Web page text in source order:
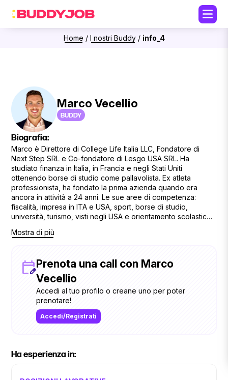
Home / I nostri Buddy/ info_4
Marco Vecellio
BUDDY
Biografia:
Marco è Direttore di College Life Italia LLC, Fondatore di
Next Step SRL e Co-fondatore di Lesgo USA SRL. Ha
studiato finanza in Italia, in Francia e negli Stati Uniti
ottenendo borse di studio come pallavolista. Ex atleta
professionista, ha fondato la prima azienda quando era
ancora in attività a 24 anni. Le sue aree di competenza:
fiscalità, impresa in ITA e USA, sport, borse di studio,
università, turismo, visti negli USA e orientamento scolastico.
fatte tante, periodi difficili ne ho attraversati e l’incertezza sul
Mostra di più
Prenota una call con Marco
Vecellio
Accedi al tuo profilo o creane uno per poter
prenotare!
Accedi/Registrati
Ha esperienza in: